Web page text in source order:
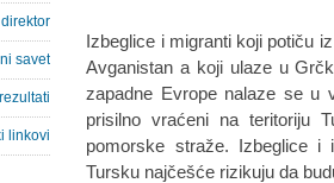
Izbeglice i migranti koji potiču
Avganistan a koji ulaze u
zapadne Evrope nalaze se u
prisilno vraćeni na teritoriju
pomorske straže. Izbeglice i
Tursku najčešće rizikuju da
direktor
savet
linkovi